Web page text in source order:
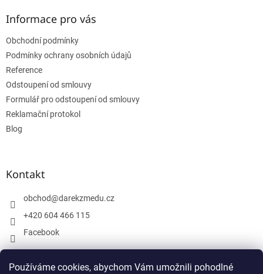
Používáme cookies, abychom Vám umožnili pohodlné
Informace pro vás
Obchodní podmínky
Podmínky ochrany osobních údajů
Reference
Odstoupení od smlouvy
Formulář pro odstoupení od smlouvy
Reklamační protokol
Blog
Kontakt
obchod@darekzmedu.cz
+420 604 466 115
Facebook